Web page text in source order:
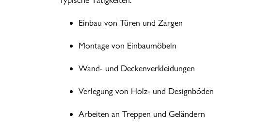
Einbau von Türen und Zargen
Montage von Einbaumöbeln
Wand- und Deckenverkleidungen
Verlegung von Holz- und Designböden
Arbeiten an Treppen und Geländern